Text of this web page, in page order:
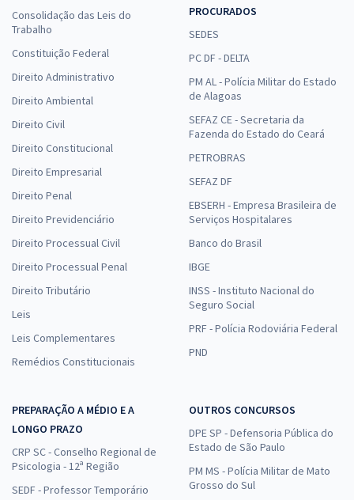
Consolidação das Leis do
Trabalho
Constituição Federal
Direito Administrativo
Direito Ambiental
Direito Civil
Direito Constitucional
Direito Empresarial
Direito Penal
Direito Previdenciário
Direito Processual Civil
Direito Processual Penal
Direito Tributário
Leis
Leis Complementares
Remédios Constitucionais
PROCURADOS
SEDES
PC DF - DELTA
PM AL - Polícia Militar do Estado
de Alagoas
SEFAZ CE - Secretaria da
Fazenda do Estado do Ceará
PETROBRAS
SEFAZ DF
EBSERH - Empresa Brasileira de
Serviços Hospitalares
Banco do Brasil
IBGE
INSS - Instituto Nacional do
Seguro Social
PRF - Polícia Rodoviária Federal
PND
PREPARAÇÃO A MÉDIO E A
LONGO PRAZO
CRP SC - Conselho Regional de
Psicologia - 12ª Região
SEDF - Professor Temporário
OUTROS CONCURSOS
DPE SP - Defensoria Pública do
Estado de São Paulo
PM MS - Polícia Militar de Mato
Grosso do Sul